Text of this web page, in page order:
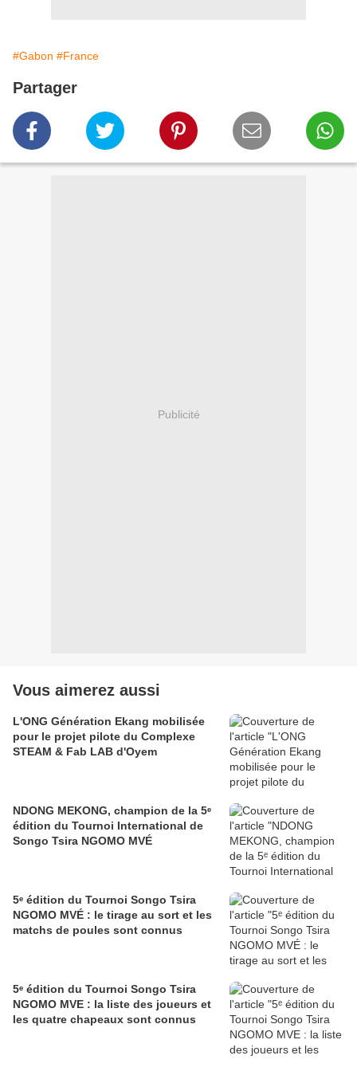
#Gabon #France
Partager
Publicité
Vous aimerez aussi
L'ONG Génération Ekang mobilisée
pour le projet pilote du Complexe
STEAM & Fab LAB d'Oyem
NDONG MEKONG, champion de la 5ᵉ
édition du Tournoi International de
Songo Tsira NGOMO MVÉ
5ᵉ édition du Tournoi Songo Tsira
NGOMO MVÉ : le tirage au sort et les
matchs de poules sont connus
5ᵉ édition du Tournoi Songo Tsira
NGOMO MVE : la liste des joueurs et
les quatre chapeaux sont connus